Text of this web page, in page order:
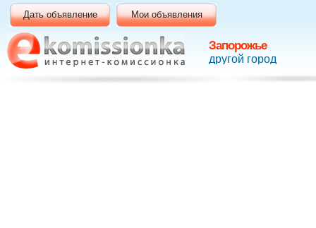
Запорожье
другой город
Дать объявление Мои объявления